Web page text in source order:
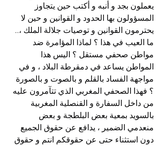
يعملون بجد و أنبه و أكتب حين يتجاوز
المسؤولون بها الحدود و القوانين و حين لا
يحترمون القوانين و توصيات جلالة الملك ،..
ما العيب في هذا ؟ لماذا المؤامرة ضد
مواطن صحفي مستقل ؟ اليس هذا
المواطن يساعد في دمقرطة البلاد ، و في
مواجهة الفساد بالقلم و بالصوت و بالصورة
؟ فهذا الصحفي المغربي الذي تتآمرون عليه
من داخل السفارة و القنصلية المغربية
بالسويد بمعية بعض البلطجة و بعض
منعدمي الضمير ، يدافع عن حقوق الجميع
دون استثناء حتى عن حقوقكم انتم و حقوق